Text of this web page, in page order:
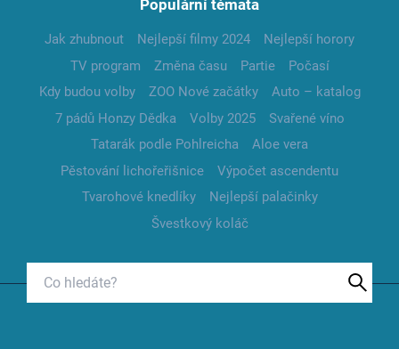
Populární témata
Jak zhubnout Nejlepší filmy 2024
Nejlepší horory
TV program
Změna času Partie
Počasí
Kdy budou volby
ZOO Nové začátky
Auto – katalog
7 pádů Honzy Dědka
Volby 2025
Svařené víno
Tatarák podle Pohlreicha
Aloe vera
Pěstování lichořeřišnice
Výpočet ascendentu
Tvarohové knedlíky
Nejlepší palačinky
Švestkový koláč